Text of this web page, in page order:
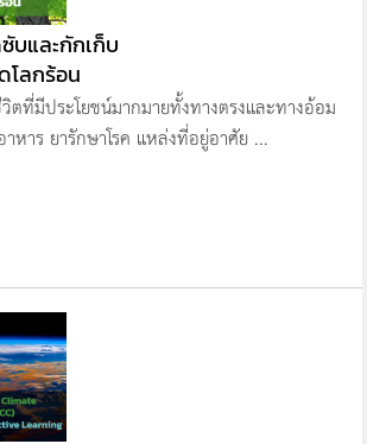
บและกักเก็บ
โลกร้อน
ตที่มีประโยชน์มากมายทั้งทางตรงและทางอ้อม
หาร ยารักษาโรค แหล่งที่อยู่อาศัย ...